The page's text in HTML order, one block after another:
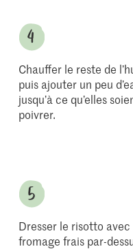
Chauffer le reste de
puis ajouter un peu
jusqu’à ce qu’elles
poivrer.
Dresser le risotto
fromage frais par-